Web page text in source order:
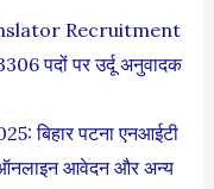
Recruitment
पदों पर उर्दू अनुवादक
बिहार पटना एनआईटी
ऑनलाइन आवेदन और अन्य